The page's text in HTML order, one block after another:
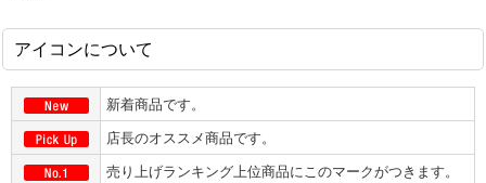
アイコンについて
新着商品です。
店長のオススメ商品です。
売り上げランキング上位商品にこのマークがつきます。